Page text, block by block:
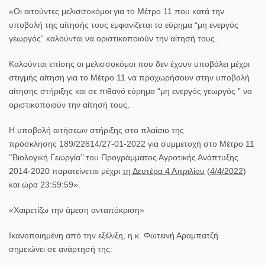
«Οι αιτούντες μελισσοκόμοι για το Μέτρο 11 που κατά την
υποβολή της αίτησής τους εμφανίζεται το εύρημα “μη ενεργός
γεωργός” καλούνται να οριστικοποιούν την αίτησή τους.
Καλούνται επίσης οι μελισσοκόμοι που δεν έχουν υποβάλει μέχρι
στιγμής αίτηση για το Μέτρο 11 να προχωρήσουν στην υποβολή
αίτησης στήριξης και σε πιθανό εύρημα “μη ενεργός γεωργός ” να
οριστικοποιούν την αίτησή τους.
Η υποβολή αιτήσεων στήριξης στο πλαίσιο της
πρόσκλησης 189/22614/27-01-2022 για συμμετοχή στο Μέτρο 11
‘’Βιολογική Γεωργία’’ του Προγράμματος Αγροτικής Ανάπτυξης
2014-2020 παρατείνεται μέχρι τη Δευτέρα 4 Απριλίου (4/4/2022)
και ώρα 23:59:59».
«Χαιρετίζω την άμεση ανταπόκριση»
Ικανοποιημένη από την εξέλιξη, η κ. Φωτεινή Αραμπατζή
σημειώνει σε ανάρτησή της: